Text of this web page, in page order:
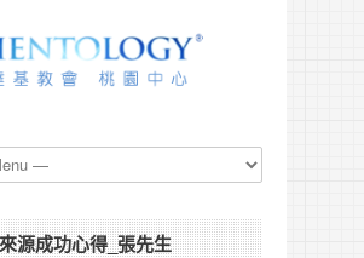
源成功心得_張先生